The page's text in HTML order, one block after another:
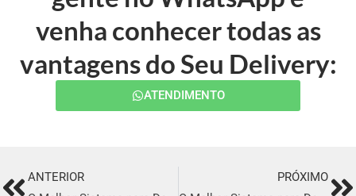
venha conhecer todas as
vantagens do Seu Delivery:
ATENDIMENTO
ANTERIOR
PRÓXIMO